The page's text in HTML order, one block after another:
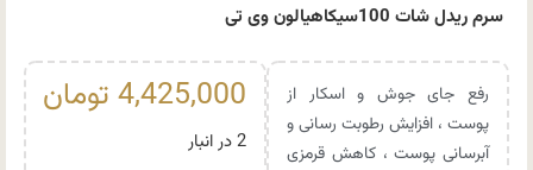
سرم ریدل شات 100سیکاهیالون وی تی
رفع جای جوش و اسکار از
پوست ، افزایش رطوبت رسانی و
آبرسانی پوست ، کاهش قرمزی
4,425,000 تومان
2 در انبار